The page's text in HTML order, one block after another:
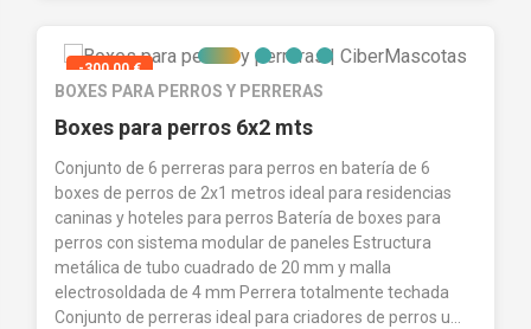
-300,00 €
BOXES PARA PERROS Y PERRERAS
Boxes para perros 6x2 mts
Conjunto de 6 perreras para perros en batería de 6
boxes de perros de 2x1 metros ideal para residencias
caninas y hoteles para perros Batería de boxes para
perros con sistema modular de paneles Estructura
metálica de tubo cuadrado de 20 mm y malla
electrosoldada de 4 mm Perrera totalmente techada
Conjunto de perreras ideal para criadores de perros u...